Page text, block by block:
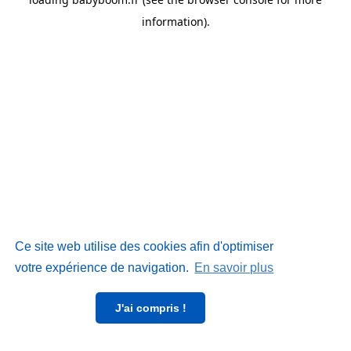
Ce site web utilise des cookies afin d'optimiser
votre expérience de navigation. En savoir plus
J'ai compris !
information).